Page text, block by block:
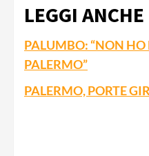
LEGGI ANCHE
PALUMBO: “NON HO
PALERMO”
PALERMO, PORTE